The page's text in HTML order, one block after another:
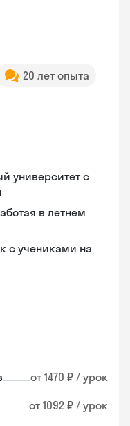
20 лет опыта
университет с
в летнем
с учениками на
от 1470 ₽ / урок
от 1092 ₽ / урок